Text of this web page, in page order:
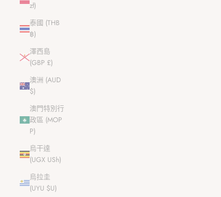
zł)
泰國 (THB
฿)
澤西島
(GBP £)
澳洲 (AUD
$)
澳門特別行
政區 (MOP
P)
烏干達
(UGX USh)
烏拉圭
(UYU $U)